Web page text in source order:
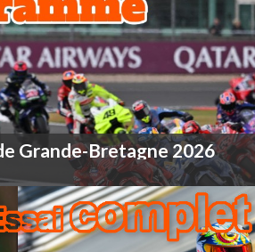
Grande-Bretagne 2026